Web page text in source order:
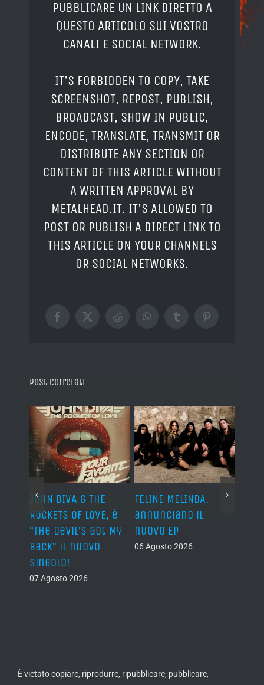
PUBBLICARE UN LINK DIRETTO A
QUESTO ARTICOLO SUI VOSTRO
CANALI E SOCIAL NETWORK.
IT'S FORBIDDEN TO COPY, TAKE
SCREENSHOT, REPOST, PUBLISH,
BROADCAST, SHOW IN PUBLIC,
ENCODE, TRANSLATE, TRANSMIT OR
DISTRIBUTE ANY SECTION OR
CONTENT OF THIS ARTICLE WITHOUT
A WRITTEN APPROVAL BY
METALHEAD.IT. IT'S ALLOWED TO
POST OR PUBLISH A DIRECT LINK TO
THIS ARTICLE ON YOUR CHANNELS
OR SOCIAL NETWORKS.
Facebook
X RedditWhatsAppTumblrPinterest
Post correlati
JOHN DIVA & THE
ROCKETS OF LOVE, è
“The Devil’s Got My
Back” il nuovo
singolo!
07 Agosto 2026
FELINE MELINDA,
annunciano il
nuovo EP
06 Agosto 2026
È vietato copiare, riprodurre, ripubblicare, pubblicare,